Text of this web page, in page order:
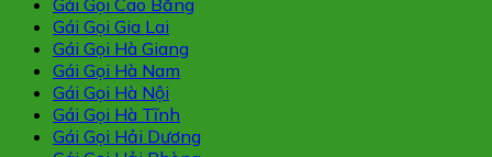
Gái Gọi Cao Bằng
Gái Gọi Gia Lai
Gái Gọi Hà Giang
Gái Gọi Hà Nam
Gái Gọi Hà Nội
Gái Gọi Hà Tĩnh
Gái Gọi Hải Dương